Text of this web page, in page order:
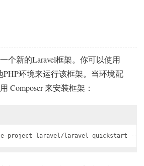
个新的Laravel框架。你可以使用
PHP环境来运行该框架。当环境配
Composer 来安装框架：
-project laravel/ laravel quickstart --